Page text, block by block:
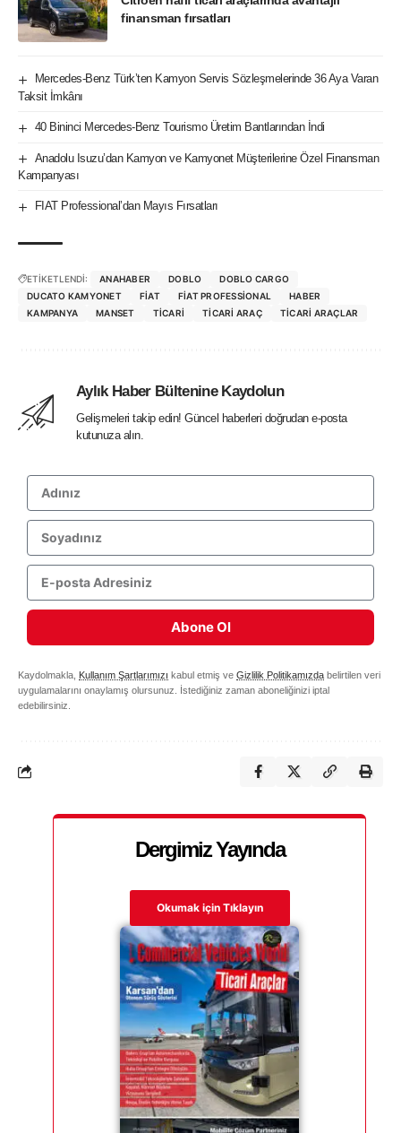
finansman fırsatları
Mercedes-Benz Türk’ten Kamyon Servis Sözleşmelerinde 36 Aya Varan
Taksit İmkânı
40 Bininci Mercedes-Benz Tourismo Üretim Bantlarından İndi
Anadolu Isuzu’dan Kamyon ve Kamyonet Müşterilerine Özel Finansman
Kampanyası
FIAT Professional’dan Mayıs Fırsatları
ETİKETLENDİ: ANAHABER DOBLO
DOBLO CARGO
DUCATO KAMYONET
FIAT FIAT PROFESSIONAL
HABER
KAMPANYA
MANSET TICARI TICARI ARAÇ TICARI ARAÇLAR
Aylık Haber Bültenine Kaydolun
Gelişmeleri takip edin! Güncel haberleri doğrudan e-posta
kutunuza alın.
Abone Ol
Kaydolmakla, Kullanım Şartlarımızı kabul etmiş ve Gizlilik Politikamızda belirtilen veri
uygulamalarını onaylamış olursunuz. İstediğiniz zaman aboneliğinizi iptal
edebilirsiniz.
Dergimiz Yayında
Okumak için Tıklayın